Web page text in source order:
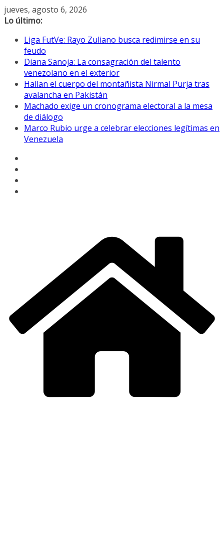
Saltar
al
jueves, agosto 6, 2026
Lo último:
Liga FutVe: Rayo Zuliano busca redimirse en su
feudo
Diana Sanoja: La consagración del talento
venezolano en el exterior
Hallan el cuerpo del montañista Nirmal Purja tras
avalancha en Pakistán
Machado exige un cronograma electoral a la mesa
de diálogo
Marco Rubio urge a celebrar elecciones legítimas en
Venezuela